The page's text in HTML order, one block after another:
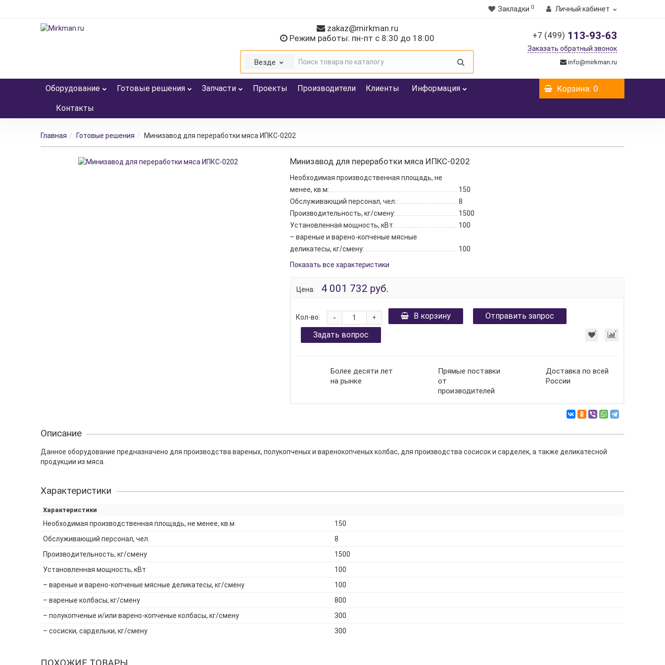
Закладки 0 Личный кабинет
zakaz@mirkman.ru
Режим работы: пн-пт с 8:30 до 18:00
Везде
+7 (499) 113-93-63
Заказать обратный звонок
info@mirkman.ru
Оборудование Готовые решения Запчасти Проекты Производители Клиенты Информация
Контакты
Корзина: 0
Главная Готовые решения Минизавод для переработки мяса ИПКС-0202
Минизавод для переработки мяса ИПКС-0202
Необходимая производственная площадь, не
менее, кв.м:
150
Обслуживающий персонал, чел.:
8
Производительность, кг/смену:
1500
Установленная мощность, кВт:
100
– вареные и варено-копченые мясные
деликатесы, кг/смену:
100
Показать все характеристики
Цена: 4 001 732 руб.
Кол-во: +
- В корзину
Отправить запрос
Задать вопрос
Более десяти лет
на рынке
Прямые поставки
от
производителей
Доставка по всей
России
Описание
Данное оборудование предназначено для производства вареных, полукопченых и варенокопченых колбас, для производства сосисок и сарделек, а также деликатесной
продукции из мяса.
Характеристики
Характеристики
Необходимая производственная площадь, не менее, кв.м
150
Обслуживающий персонал, чел.
8
Производительность, кг/смену
1500
Установленная мощность, кВт
100
– вареные и варено-копченые мясные деликатесы, кг/смену
100
– вареные колбасы, кг/смену
800
– полукопченые и/или варено-копченые колбасы, кг/смену
300
– сосиски, сардельки, кг/смену
300